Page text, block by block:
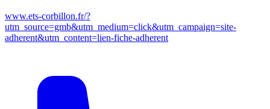
www.ets-corbillon.fr/?
utm_source=gmb&utm_medium=click&utm_campaign=site-
adherent&utm_content=lien-fiche-adherent